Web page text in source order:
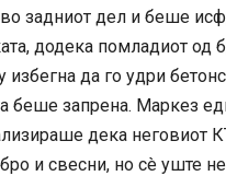
задниот дел и беше
додека помладиот од
избегна да го удри
беше запрена. Маркез
дека неговиот
и свесни, но сè уште